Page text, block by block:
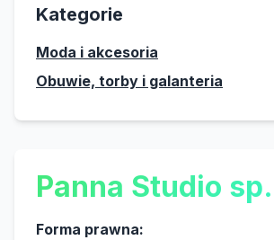
Kategorie
Moda i akcesoria
Obuwie, torby i galanteria
Panna Studio
Forma prawna: